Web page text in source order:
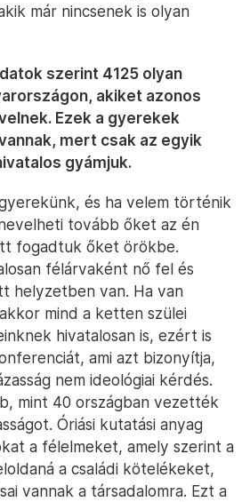
már nincsenek is olyan
szerint 4125 olyan
akiket azonos
Ezek a gyerekek
mert csak az egyik
gyámjuk.
és ha velem történik
tovább őket az én
fogadtuk őket örökbe.
félárvaként nő fel és
helyzetben van. Ha van
mind a ketten szülei
hivatalosan is, ezért is
ami azt bizonyítja,
nem ideológiai kérdés.
mint 40 országban vezették
Óriási kutatási anyag
a félelmeket, amely szerint a
a családi kötelékeket,
vannak a társadalomra. Ezt a